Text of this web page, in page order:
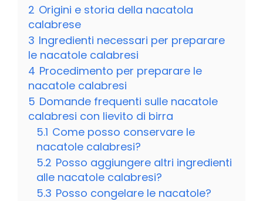
2 Origini e storia della nacatola
calabrese
3 Ingredienti necessari per preparare
le nacatole calabresi
4 Procedimento per preparare le
nacatole calabresi
5 Domande frequenti sulle nacatole
calabresi con lievito di birra
5.1 Come posso conservare le
nacatole calabresi?
5.2 Posso aggiungere altri ingredienti
alle nacatole calabresi?
5.3 Posso congelare le nacatole?